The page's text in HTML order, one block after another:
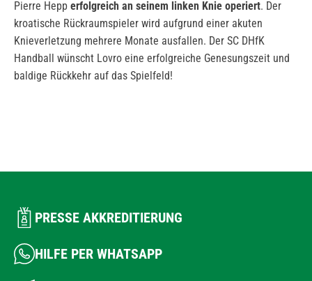
Pierre Hepp erfolgreich an seinem linken Knie operiert. Der
kroatische Rückraumspieler wird aufgrund einer akuten
Knieverletzung mehrere Monate ausfallen. Der SC DHfK
Handball wünscht Lovro eine erfolgreiche Genesungszeit und
baldige Rückkehr auf das Spielfeld!
PRESSE AKKREDITIERUNG
HILFE PER WHATSAPP